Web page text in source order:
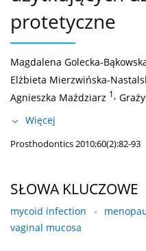
protetyczne
Magdalena Golecka-
Elżbieta Mierzwińska-
Agnieszka Maździarz 1,
Więcej
Prosthodontics 2010;60(2):82-93
SŁOWA KLUCZOWE
mycoid infection
vaginal mucosa